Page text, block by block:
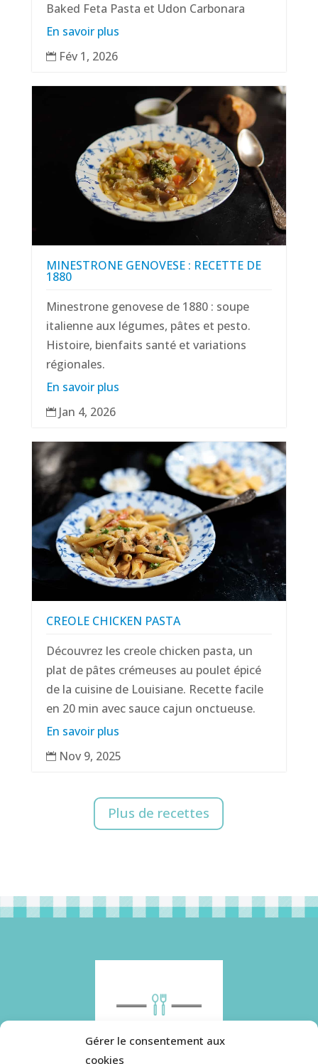
Gérer le consentement aux
cookies
Baked Feta Pasta et Udon Carbonara
En savoir plus
 Fév 1, 2026
MINESTRONE GENOVESE : RECETTE DE
1880
Minestrone genovese de 1880 : soupe
italienne aux légumes, pâtes et pesto.
Histoire, bienfaits santé et variations
régionales.
En savoir plus
 Jan 4, 2026
CREOLE CHICKEN PASTA
Découvrez les creole chicken pasta, un
plat de pâtes crémeuses au poulet épicé
de la cuisine de Louisiane. Recette facile
en 20 min avec sauce cajun onctueuse.
En savoir plus
 Nov 9, 2025
Plus de recettes